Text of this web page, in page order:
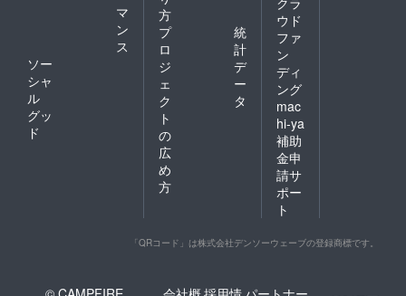
マ
ン
ス
ソー
シャ
ル
グッ
ド
方
プ
ロ
ジ
ェ
ク
ト
の
広
め
方
統
計
デ
ー
タ
ウド
ファ
ン
ディ
ング
mac
hi-ya
補助
金申
請サ
ポー
ト
「QRコード」は株式会社デンソーウェーブの登録商標です。